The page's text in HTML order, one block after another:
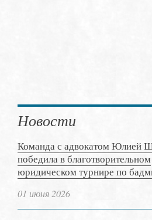
Новости
Команда с адвокатом Юлией
победила в благотворительном
юридическом турнире по
01 июня 2026